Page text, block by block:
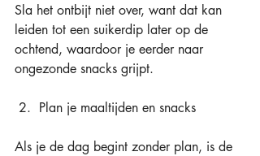
Sla het ontbijt niet over, want dat kan
leiden tot een suikerdip later op de
ochtend, waardoor je eerder naar
ongezonde snacks grijpt.
2.  Plan je maaltijden en snacks
Als je de dag begint zonder plan, is de